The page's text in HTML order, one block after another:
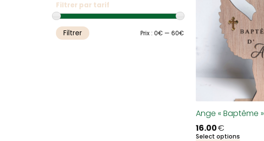
Ange « Baptême »
16.00€
Select options
Filtrer par tarif
max
Filtrer Prix : 0€ — 60€